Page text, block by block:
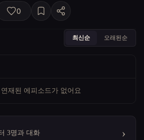
0
최신순 오래된순
재된 에피소드가 없어요
3명과 대화 ›